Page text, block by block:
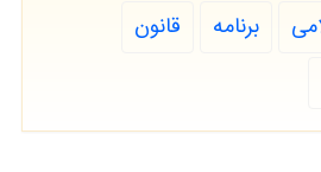
برنامه
قانون